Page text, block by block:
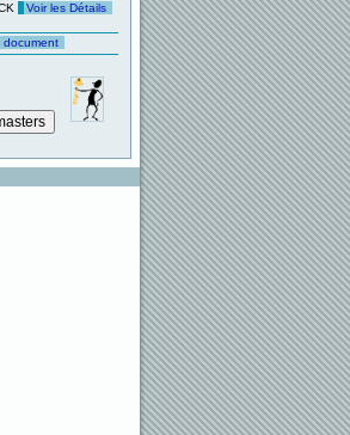
Voir les Détails
document